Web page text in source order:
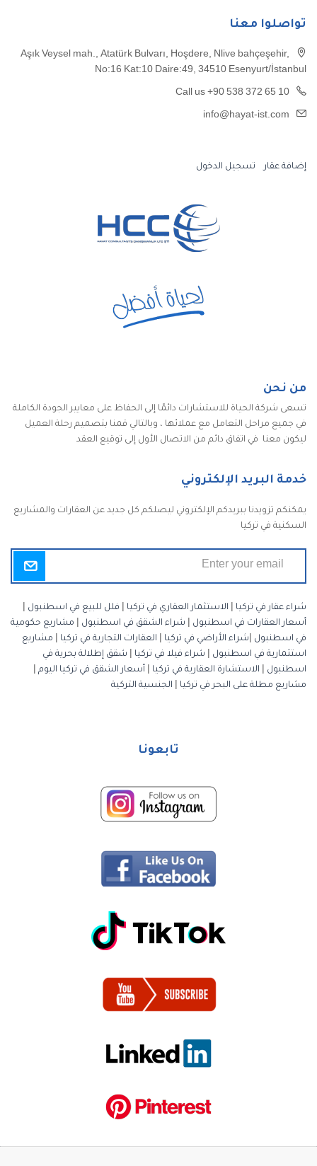
تواصلوا معنا
Aşık Veysel mah., Atatürk Bulvarı, Hoşdere, Nlive bahçeşehir,
No:16 Kat:10 Daire:49, 34510 Esenyurt/İstanbul
Call us +90 538 372 65 10
info@hayat-ist.com
إضافة عقار تسجيل الدخول
من نحن
تسعى شركة الحياة للاستشارات دائمًا إلى الحفاظ على معايير الجودة الكاملة
في جميع مراحل التعامل مع عملائها ، وبالتالي قمنا بتصميم رحلة العميل
ليكون معنا في اتفاق دائم من الاتصال الأول إلى توقيع العقد
خدمة البريد الإلكتروني
يمكنكم تزويدنا ببريدكم الإلكتروني ليصلكم كل جديد عن العقارات والمشاريع
السكنية في تركيا
شراء عقار في تركيا الاستثمار العقاري في تركيا فلل للبيع في اسطنبول
أسعار العقارات في اسطنبول
شراء الشقق في اسطنبول
مشاريع حكومية
في اسطنبول
شراء الأراضي في تركيا العقارات التجارية في تركيا
مشاريع
استثمارية في اسطنبول
شراء فيلا في تركيا
شقق إطلالة بحرية في
اسطنبول
الاستشارة العقارية في تركيا أسعار الشقق في تركيا اليوم
مشاريع مطلة على البحر في تركيا
الجنسية التركية
تابعونا